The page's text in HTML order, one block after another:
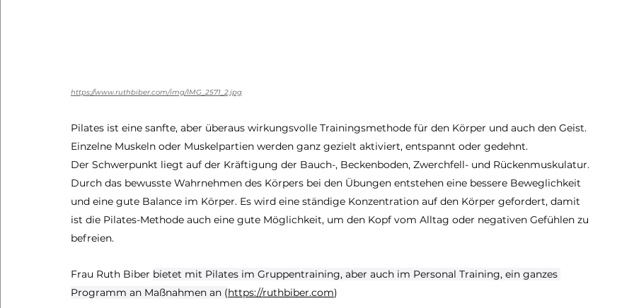
https://www.ruthbiber.com/img/IMG_2571_2.jpg
Pilates ist eine sanfte, aber überaus wirkungsvolle Trainingsmethode für den Körper und auch den Geist.
Einzelne Muskeln oder Muskelpartien werden ganz gezielt aktiviert, entspannt oder gedehnt.
Der Schwerpunkt liegt auf der Kräftigung der Bauch-, Beckenboden, Zwerchfell- und Rückenmuskulatur.
Durch das bewusste Wahrnehmen des Körpers bei den Übungen entstehen eine bessere Beweglichkeit
und eine gute Balance im Körper. Es wird eine ständige Konzentration auf den Körper gefordert, damit
ist die Pilates-Methode auch eine gute Möglichkeit, um den Kopf vom Alltag oder negativen Gefühlen zu
befreien.
Frau Ruth Biber bietet mit Pilates im Gruppentraining, aber auch im Personal Training, ein ganzes
Programm an Maßnahmen an (https://ruthbiber.com)